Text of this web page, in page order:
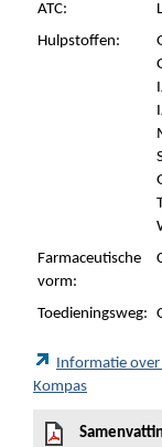
ATC:
Hulpstoffen:
Farmaceutische
vorm:
Toedieningsweg:
Informatie
Kompas